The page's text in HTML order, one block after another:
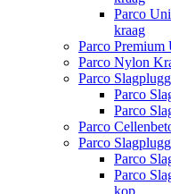
Parco
kraag
Parco Premium
Parco Nylon
Parco
Parco
Parco
Parco
Parco
Parco
Parco
kop